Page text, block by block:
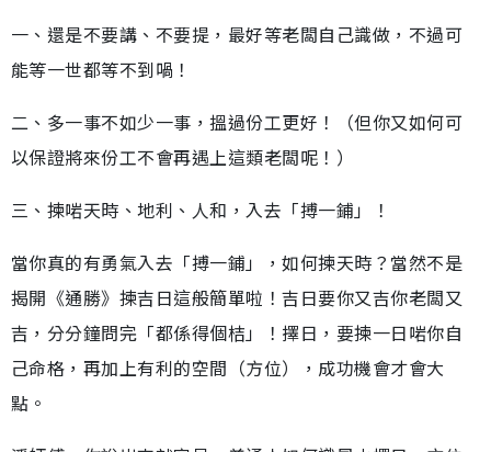
一、還是不要講、不要提，最好等老闆自己識做，不過可
能等一世都等不到喎！
二、多一事不如少一事，搵過份工更好！（但你又如何可
以保證將來份工不會再遇上這類老闆呢！）
三、揀啱天時、地利、人和，入去「搏一鋪」！
當你真的有勇氣入去「搏一鋪」，如何揀天時？當然不是
揭開《通勝》揀吉日這般簡單啦！吉日要你又吉你老闆又
吉，分分鐘問完「都係得個桔」！擇日，要揀一日啱你自
己命格，再加上有利的空間（方位），成功機會才會大
點。